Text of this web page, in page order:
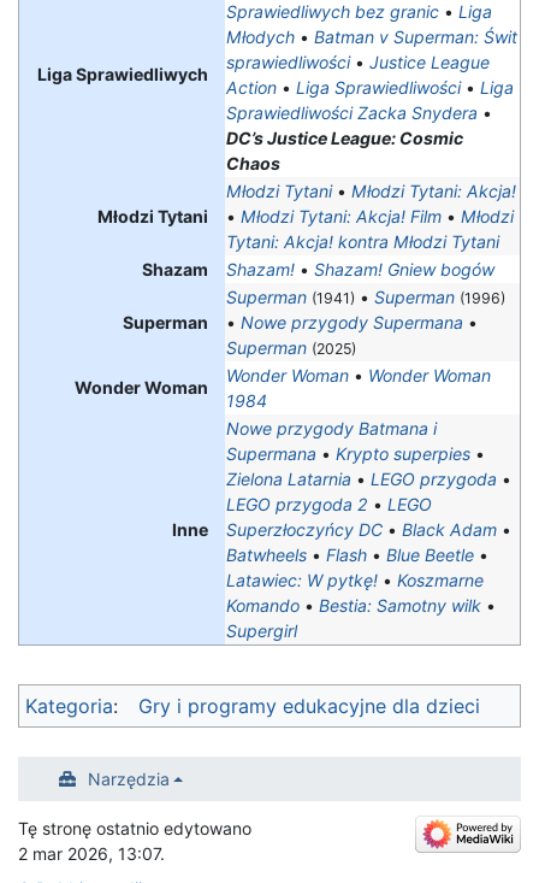
Liga Sprawiedliwych
Sprawiedliwych bez granic • Liga
Młodych • Batman v Superman: Świt
sprawiedliwości• Justice League
Action • Liga Sprawiedliwości• Liga
Sprawiedliwości Zacka Snydera •
DC’s Justice League: Cosmic
Chaos
Młodzi Tytani
Młodzi Tytani• Młodzi Tytani: Akcja!
• Młodzi Tytani: Akcja! Film • Młodzi
Tytani: Akcja! kontra Młodzi Tytani
Shazam
Shazam! • Shazam! Gniew bogów
Superman
Superman (1941) • Superman (1996)
• Nowe przygody Supermana •
Superman (2025)
Wonder Woman
Wonder Woman • Wonder Woman
1984
Inne
Nowe przygody Batmana i
Supermana • Krypto superpies •
Zielona Latarnia • LEGO przygoda •
LEGO przygoda 2 • LEGO
Superzłoczyńcy DC • Black Adam •
Batwheels • Flash • Blue Beetle •
Latawiec: W pytkę! • Koszmarne
Komando • Bestia: Samotny wilk •
Supergirl
Kategoria: Gry i programy edukacyjne dla dzieci
Narzędzia
Tę stronę ostatnio edytowano
2 mar 2026, 13:07.